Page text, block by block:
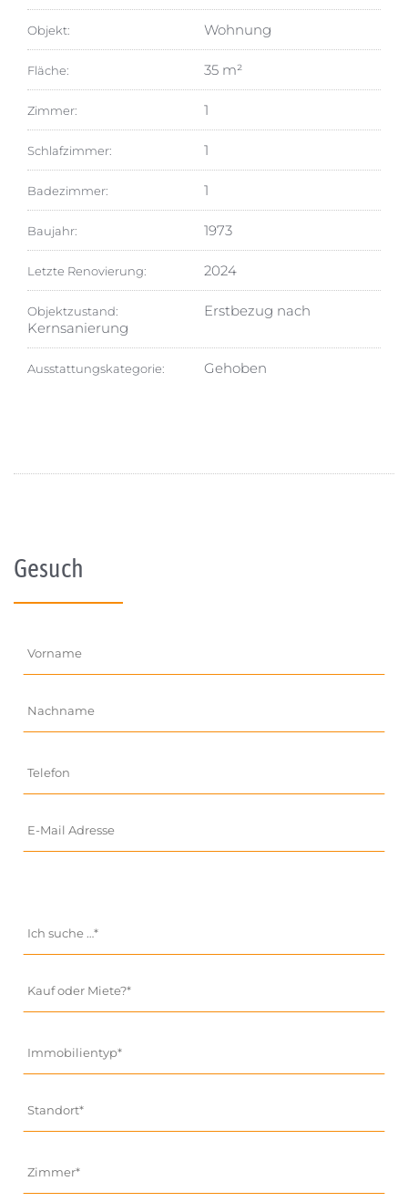
Objekt: Wohnung
Fläche: 35 m²
Zimmer: 1
Schlafzimmer: 1
Badezimmer: 1
Baujahr: 1973
Letzte Renovierung: 2024
Objektzustand:
Erstbezug nach
Kernsanierung
Ausstattungskategorie: Gehoben
Gesuch